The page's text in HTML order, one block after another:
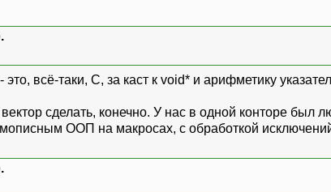
всё-таки, C, за каст к void* и арифметику
сделать, конечно. У нас в одной конторе был
ООП на макросах, с обработкой